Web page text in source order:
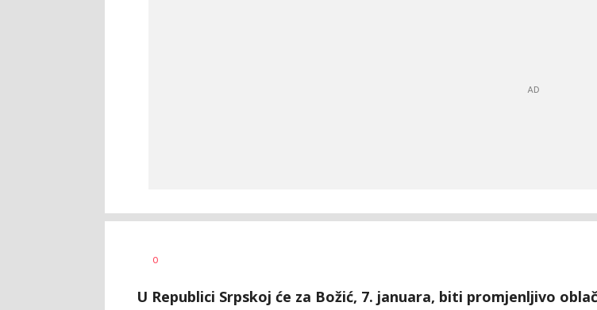
AUTOR
0
U Republici Srpskoj će za Božić, 7. januara, biti promjenljivo